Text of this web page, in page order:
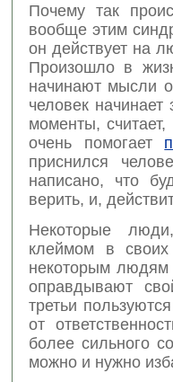
Почему так
вообще этим
он действует на
Произошло в
начинают мысли
человек
моменты,
очень помогает
приснился
написано, что
верить, и,
Некоторые
клеймом в
некоторым людям
оправдывают
третьи
от
более сильного
можно и нужно